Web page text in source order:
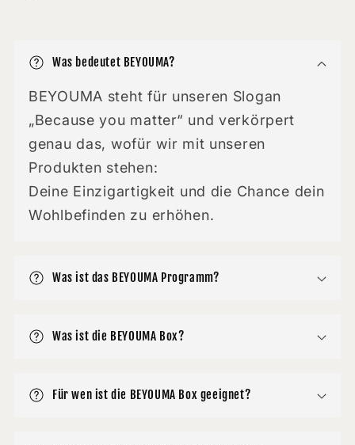
Was bedeutet BEYOUMA?
BEYOUMA steht für unseren Slogan
„Because you matter“ und verkörpert
genau das, wofür wir mit unseren
Produkten stehen:
Deine Einzigartigkeit und die Chance dein
Wohlbefinden zu erhöhen.
Was ist das BEYOUMA Programm?
Was ist die BEYOUMA Box?
Für wen ist die BEYOUMA Box geeignet?